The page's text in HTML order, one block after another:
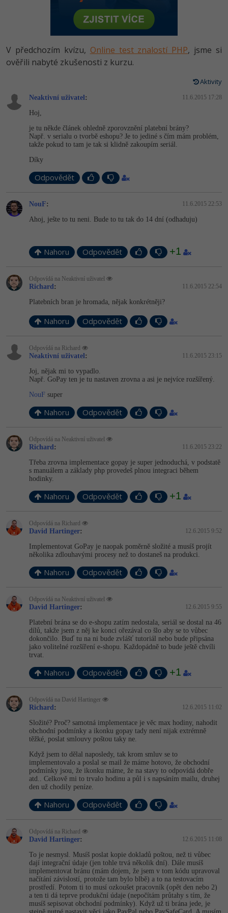
HTML5, CSS3, Bootstrap, SEO
Testování a verzování
Spring
Django
JavaScript
Python
HTML / CSS
MySQL/MariaDB
Vývojář mobilních aplikací
Specialista na AI a bigdata
C# Game developer
Tester
Systémový administrátor
Grafik / UX/UI návrhář
3D grafik
Databázový analytik
Copywriter
-80%
-80%
PHP -80%
-80%
Kotlin -80%
-80%
VB.NET
Návrh SW -80%
Algoritmy -41%
Více
Fórum
Kurzy e-commerce
Testování softwaru
Datová analýza
Digitální gramotnost
Marketing -30%
WordPress
-25%
Copywriting
MS Office -80%
Time management
Windows
Linux
Sítě
Kybernetická bezpečnost
Elektronický podpis
Kurzy designu
HTML/CSS -80%
Photoshop -80%
Adobe Illustrator -80%
Adobe Lightroom
Inkscape
Fotografování -80%
Fórum
Blog
Kariéra
Pro firmy
V předchozím kvízu, Online test znalostí PHP, jsme si
ověřili nabyté zkušenosti z kurzu.
Aktivity
Neaktivní uživatel: 11.6.2015 17:28
Hoj,
je tu někde článek ohledně zporovznění platební brány?
Např. v serialu o tvorbě eshopu? Je to jediné s čím mám problém,
takže pokud to tam je tak si klidně zakoupím seriál.
Díky
Odpovědět
NouF: 11.6.2015 22:53
Ahoj, ješte to tu neni. Bude to tu tak do 14 dní (odhaduju)
Nahoru Odpovědět +1
Odpovídá na Neaktivní uživatel
Richard: 11.6.2015 22:54
Platebních bran je hromada, nějak konkrétněji?
Nahoru Odpovědět
Odpovídá na Richard
Neaktivní uživatel: 11.6.2015 23:15
Joj, nějak mi to vypadlo.
Např. GoPay ten je tu nastaven zrovna a asi je nejvíce rozšířený.
NouF super
Nahoru Odpovědět
Odpovídá na Neaktivní uživatel
Richard: 11.6.2015 23:22
Třeba zrovna implementace gopay je super jednoduchá, v podstatě
s manuálem a základy php provedeš plnou integraci během
hodinky.
Nahoru Odpovědět +1
Odpovídá na Richard
David Hartinger: 12.6.2015 9:52
Implementovat GoPay je naopak poměrně složité a musíš projít
několika zdlouhavými procesy než to dostaneš na produkci.
Nahoru Odpovědět
Odpovídá na Neaktivní uživatel
David Hartinger: 12.6.2015 9:55
Platební brána se do e-shopu zatím nedostala, seriál se dostal na 46
dílů, takže jsem z něj ke konci ořezával co šlo aby se to vůbec
dokončilo. Buď tu na ni bude zvlášť tutoriál nebo bude připsána
jako volitelné rozšíření e-shopu. Každopádně to bude ještě chvíli
trvat.
Nahoru Odpovědět +1
Odpovídá na David Hartinger
Richard: 12.6.2015 11:02
Složité? Proč? samotná implementace je věc max hodiny, nahodit
obchodní podmínky a ikonku gopay tady není nijak extrémně
těžké, poslat smlouvy poštou taky ne.
Když jsem to dělal naposledy, tak krom smluv se to
implementovalo a poslal se mail že máme hotovo, že obchodní
podmínky jsou, že ikonku máme, že na stavy to odpovídá dobře
atd.. Celkově mi to trvalo hodinu a půl i s napsáním mailu, druhej
den už chodily peníze.
Nahoru Odpovědět
Odpovídá na Richard
David Hartinger: 12.6.2015 11:08
To je nesmysl. Musíš poslat kopie dokladů poštou, než ti vůbec
dají integrační údaje (jen tohle trvá několik dní). Dále musíš
implementovat bránu (mám dojem, že jsem v tom kódu upravoval
načítání závislostí, protože tam bylo blbě) a to na testovacím
prostředí. Potom ti to musí ozkoušet pracovník (opět den nebo 2)
a ten ti dá teprve produkční údaje (nepočítám průtahy s tím, že
musíš sepisovat obchodní podmínky). Když už ti brána jede, je